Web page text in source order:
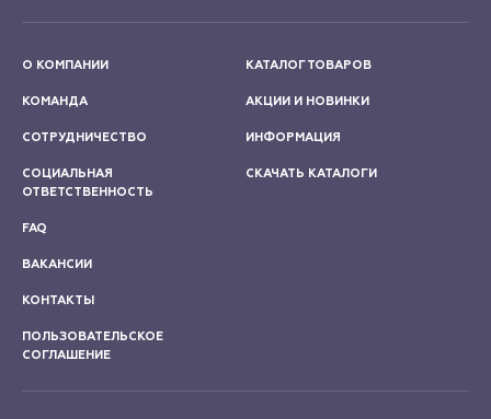
О КОМПАНИИ
КОМАНДА
СОТРУДНИЧЕСТВО
СОЦИАЛЬНАЯ
ОТВЕТСТВЕННОСТЬ
КАТАЛОГ ТОВАРОВ
АКЦИИ И НОВИНКИ
ИНФОРМАЦИЯ
СКАЧАТЬ КАТАЛОГИ
FAQ
ВАКАНСИИ
КОНТАКТЫ
ПОЛЬЗОВАТЕЛЬСКОЕ
СОГЛАШЕНИЕ